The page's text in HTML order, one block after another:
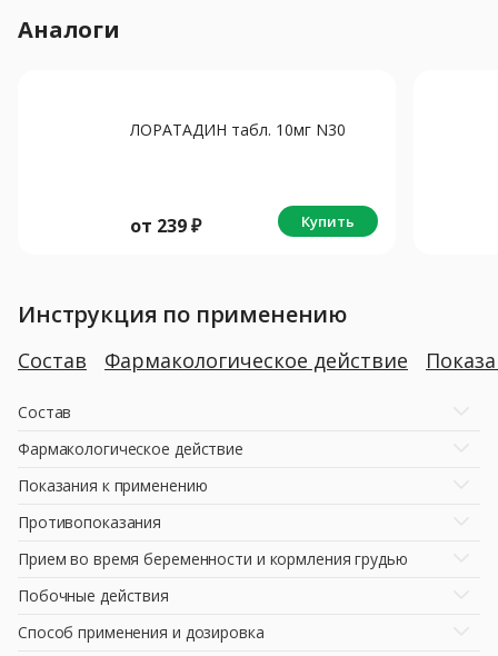
Аналоги
ЛОРАТАДИН табл. 10мг N30
от 239₽ Купить
Инструкция по применению
Состав Фармакологическое действие
Состав
Фармакологическое действие
Показания к применению
Противопоказания
Прием во время беременности и кормления грудью
Побочные действия
Способ применения и дозировка